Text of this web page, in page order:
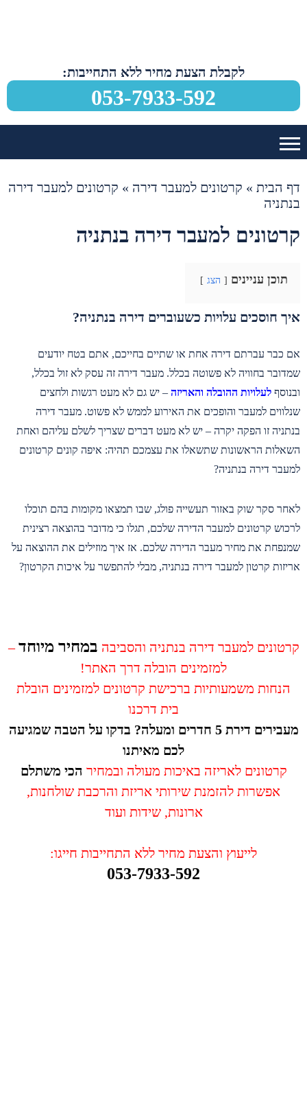
לקבלת הצעת מחיר ללא התחייבות:
053-7933-592
דף הבית » קרטונים למעבר דירה » קרטונים למעבר דירה
בנתניה
קרטונים למעבר דירה בנתניה
תוכן עניינים הצג
איך חוסכים עלויות כשעוברים דירה בנתניה?
אם כבר עברתם דירה אחת או שתיים בחייכם, אתם בטח יודעים
שמדובר בחוויה לא פשוטה בכלל. מעבר דירה זה עסק לא זול בכלל,
ובנוסף לעלויות ההובלה והאריזה – יש גם לא מעט רגשות ולחצים
שנלווים למעבר והופכים את האירוע לממש לא פשוט. מעבר דירה
בנתניה זו הפקה יקרה – יש לא מעט דברים שצריך לשלם עליהם ואחת
השאלות הראשונות שתשאלו את עצמכם תהיה: איפה קונים קרטונים
למעבר דירה בנתניה?
לאחר סקר שוק באזור תעשייה פולג, שבו תמצאו מקומות בהם תוכלו
לרכוש קרטונים למעבר הדירה שלכם, תגלו כי מדובר בהוצאה רצינית
שמנפחת את מחיר מעבר הדירה שלכם. אז איך מוזילים את ההוצאה על
אריזות קרטון למעבר דירה בנתניה, מבלי להתפשר על איכות הקרטון?
קרטונים למעבר דירה בנתניה והסביבה במחיר מיוחד–
למזמינים הובלה דרך האתר!
הנחות משמעותיות ברכישת קרטונים למזמינים הובלת
בית דרכנו
מעבירים דירת 5 חדרים ומעלה? בדקו על הטבה שמגיעה
לכם מאיתנו
קרטונים לאריזה באיכות מעולה ובמחיר הכי משתלם
אפשרות להזמנת שירותי אריזת והרכבת שולחנות,
ארונות, שידות ועוד
לייעוץ והצעת מחיר ללא התחייבות חייגו:
053-7933-592